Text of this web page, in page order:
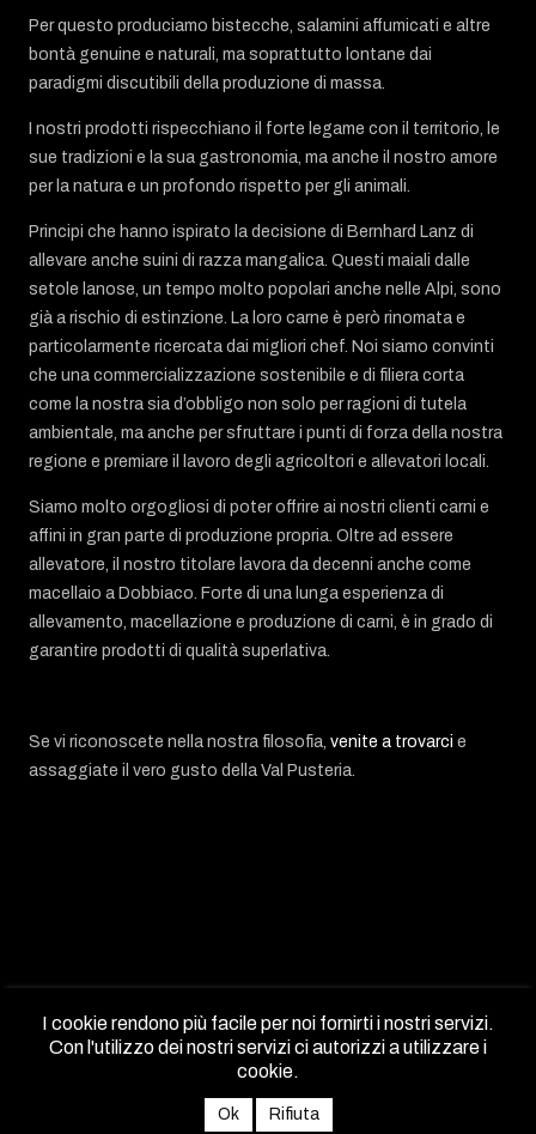
Per questo produciamo bistecche, salamini affumicati e altre
bontà genuine e naturali, ma soprattutto lontane dai
paradigmi discutibili della produzione di massa.
I nostri prodotti rispecchiano il forte legame con il territorio, le
sue tradizioni e la sua gastronomia, ma anche il nostro amore
per la natura e un profondo rispetto per gli animali.
Principi che hanno ispirato la decisione di Bernhard Lanz di
allevare anche suini di razza mangalica. Questi maiali dalle
setole lanose, un tempo molto popolari anche nelle Alpi, sono
già a rischio di estinzione. La loro carne è però rinomata e
particolarmente ricercata dai migliori chef. Noi siamo convinti
che una commercializzazione sostenibile e di filiera corta
come la nostra sia d’obbligo non solo per ragioni di tutela
ambientale, ma anche per sfruttare i punti di forza della nostra
regione e premiare il lavoro degli agricoltori e allevatori locali.
Siamo molto orgogliosi di poter offrire ai nostri clienti carni e
affini in gran parte di produzione propria. Oltre ad essere
allevatore, il nostro titolare lavora da decenni anche come
macellaio a Dobbiaco. Forte di una lunga esperienza di
allevamento, macellazione e produzione di carni, è in grado di
garantire prodotti di qualità superlativa.
Se vi riconoscete nella nostra filosofia, venite a trovarci e
assaggiate il vero gusto della Val Pusteria.
Copyright 2018 Bernhard Lanz...sito web: Ausserhofer Webdesign
I cookie rendono più facile per noi fornirti i nostri servizi.
Con l'utilizzo dei nostri servizi ci autorizzi a utilizzare i
cookie.
Ok Rifiuta